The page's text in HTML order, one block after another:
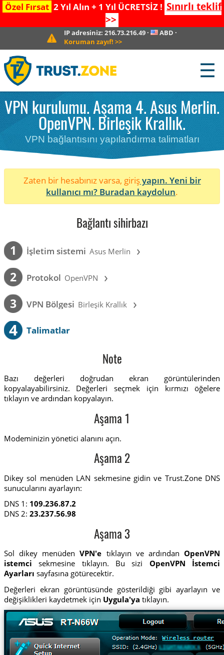
Özel Fırsat 2 Yıl Alın + 1 Yıl ÜCRETSİZ ! Sınırlı teklif
>>
IP adresiniz: 216.73.216.49· ABD ·
Koruman zayıf! >>
☰
VPN kurulumu. Aşama 4. Asus Merlin.
OpenVPN. Birleşik Krallık.
VPN bağlantısını yapılandırma talimatları
Zaten bir hesabınız varsa, girişyapın. Yeni bir
kullanıcı mı? Buradan kaydolun.
Bağlantı sihirbazı
1 İşletim sistemi Asus Merlin ›
2 Protokol OpenVPN ›
3 VPN Bölgesi Birleşik Krallık ›
4 Talimatlar
Note
Bazı değerleri doğrudan ekran görüntülerinden
kopyalayabilirsiniz. Değerleri seçmek için kırmızı öğelere
tıklayın ve ardından kopyalayın.
Aşama 1
Modeminizin yönetici alanını açın.
Aşama 2
Dikey sol menüden LAN sekmesine gidin ve Trust.Zone DNS
sunucularını ayarlayın:
DNS 1: 109.236.87.2
DNS 2: 23.237.56.98
Aşama 3
Sol dikey menüdenVPN'e tıklayın ve ardındanOpenVPN
istemci sekmesine tıklayın. Bu sizi OpenVPN İstemci
Ayarları sayfasına götürecektir.
Değerleri ekran görüntüsünde gösterildiği gibi ayarlayın ve
değişiklikleri kaydetmek için Uygula'ya tıklayın.